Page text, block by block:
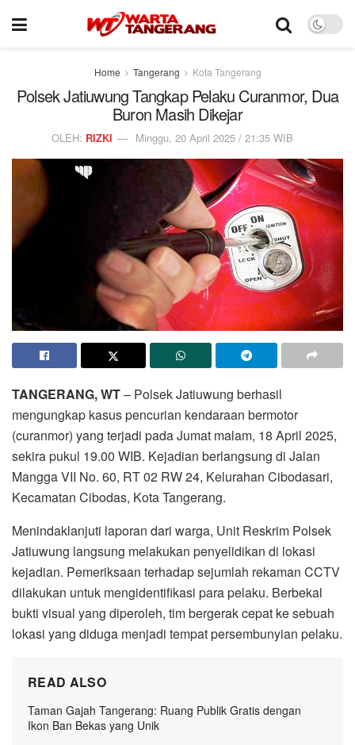
Home Tangerang Kota Tangerang
Polsek Jatiuwung Tangkap Pelaku Curanmor, Dua
Buron Masih Dikejar
OLEH: RIZKI Minggu, 20 April 2025 / 21:35 WIB
TANGERANG, WT– Polsek Jatiuwung berhasil
mengungkap kasus pencurian kendaraan bermotor
(curanmor) yang terjadi pada Jumat malam, 18 April 2025,
sekira pukul 19.00 WIB. Kejadian berlangsung di Jalan
Mangga VII No. 60, RT 02 RW 24, Kelurahan Cibodasari,
Kecamatan Cibodas, Kota Tangerang.
Menindaklanjuti laporan dari warga, Unit Reskrim Polsek
Jatiuwung langsung melakukan penyelidikan di lokasi
kejadian. Pemeriksaan terhadap sejumlah rekaman CCTV
dilakukan untuk mengidentifikasi para pelaku. Berbekal
bukti visual yang diperoleh, tim bergerak cepat ke sebuah
lokasi yang diduga menjadi tempat persembunyian pelaku.
READ ALSO
Taman Gajah Tangerang: Ruang Publik Gratis dengan
Ikon Ban Bekas yang Unik